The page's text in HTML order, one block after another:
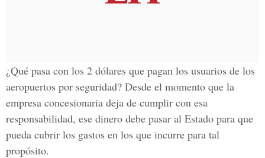
¿Qué pasa con los 2 dólares que pagan los usuarios de los
aeropuertos por seguridad? Desde el momento que la
empresa concesionaria deja de cumplir con esa
responsabilidad, ese dinero debe pasar al Estado para que
pueda cubrir los gastos en los que incurre para tal
propósito.